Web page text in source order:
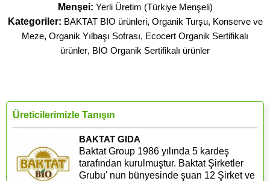
Menşei: Yerli Üretim (Türkiye Menşeli)
Kategoriler: BAKTAT BIO ürünleri, Organik Turşu, Konserve ve
Meze, Organik Yılbaşı Sofrası, Ecocert Organik Sertifikalı
ürünler, BIO Organik Sertifikalı ürünler
Üreticilerimizle Tanışın
BAKTAT GIDA
Baktat Group 1986 yılında 5 kardeş
tarafından kurulmuştur. Baktat Şirketler
Grubu' nun bünyesinde şuan 12 Şirket ve